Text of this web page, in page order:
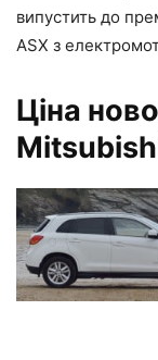
випустить до
ASX з
Ціна